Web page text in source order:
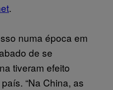
.
numa época em
de se
tiveram efeito
“Na China, as